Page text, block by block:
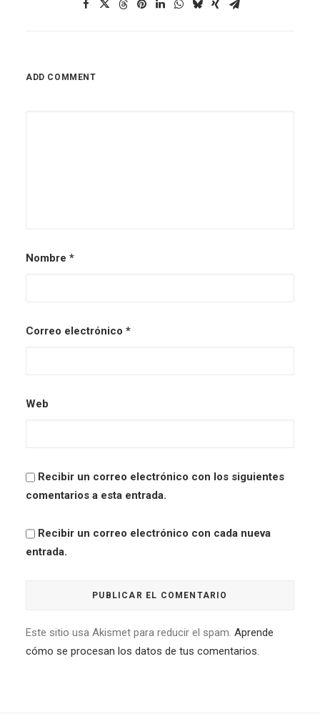
ADD COMMENT
Nombre *
Correo electrónico *
Web
Recibir un correo electrónico con los siguientes
comentarios a esta entrada.
Recibir un correo electrónico con cada nueva
entrada.
Este sitio usa Akismet para reducir el spam. Aprende
cómo se procesan los datos de tus comentarios.